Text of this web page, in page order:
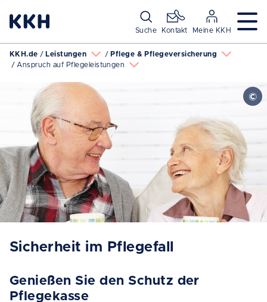
Suche Kontakt Meine KKH
KKH.de Leistungen
Pflege & Pflegeversicherung
Anspruch auf Pflegeleistungen
Sicherheit im Pflegefall
Genießen Sie den Schutz der
Pflegekasse